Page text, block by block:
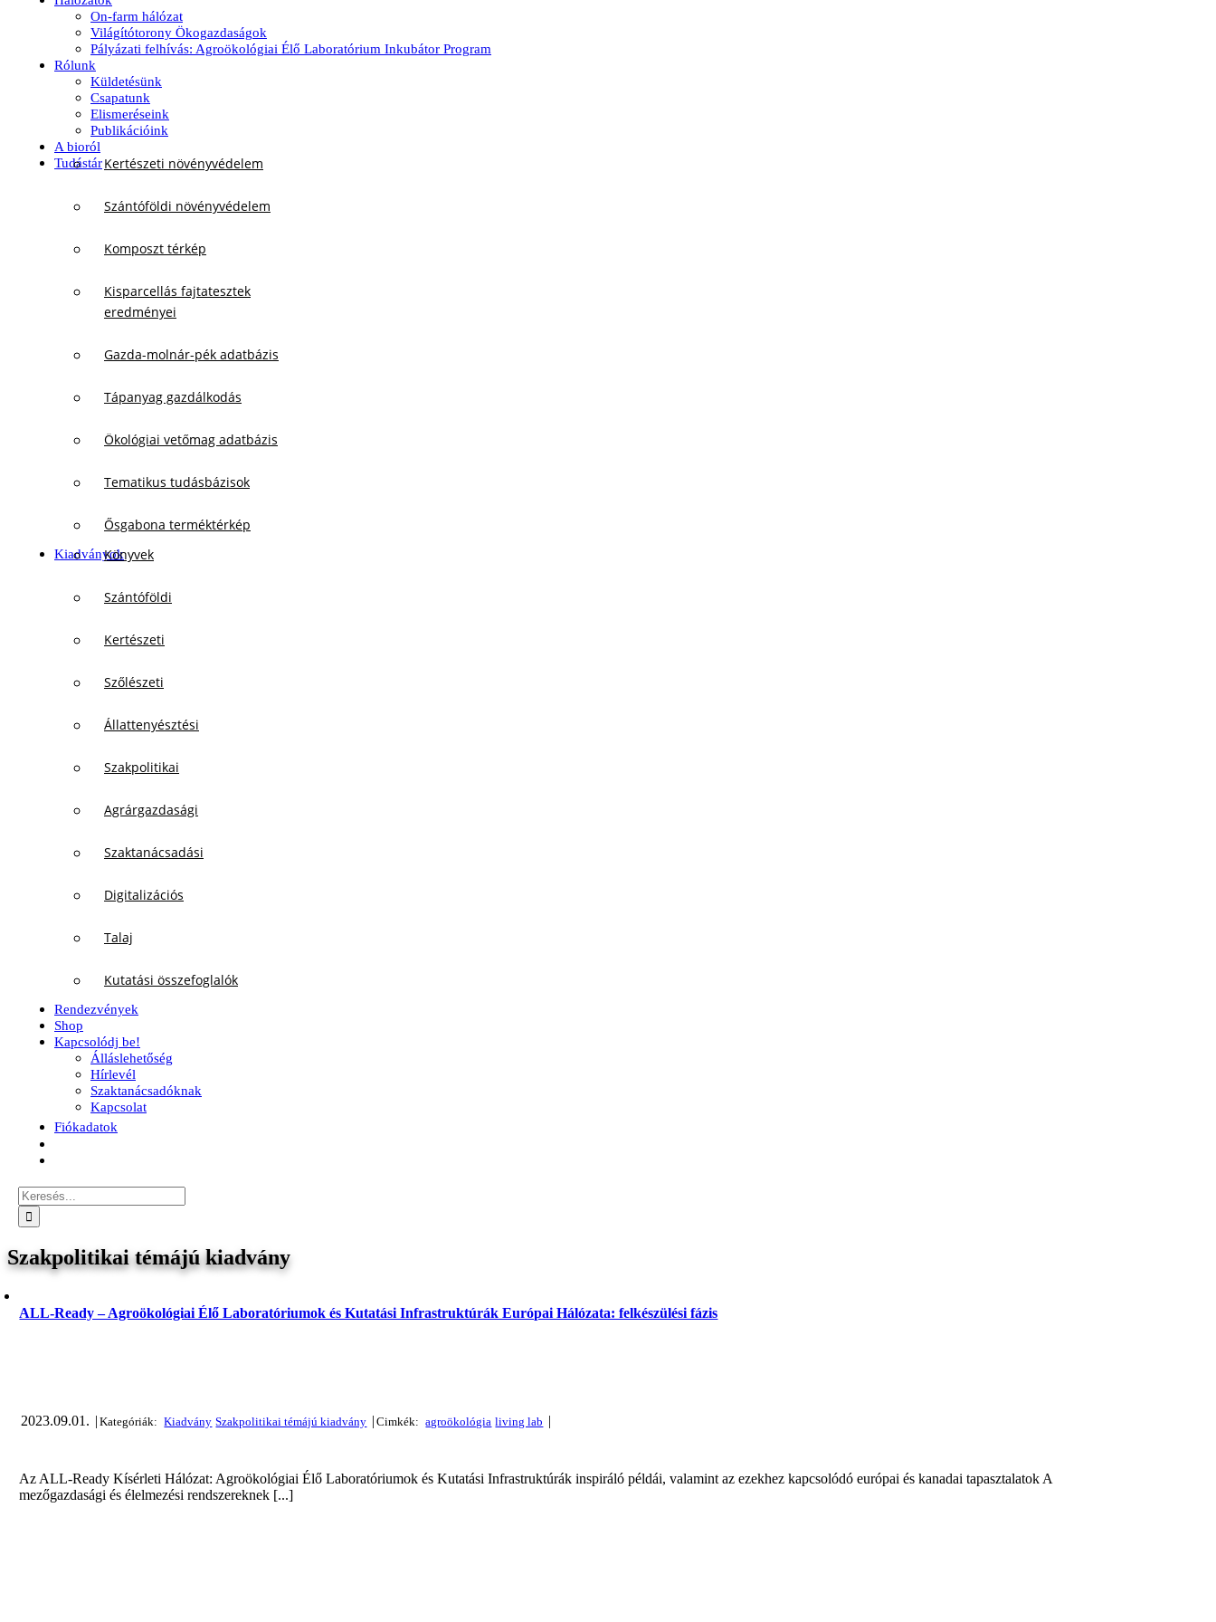
On-farm hálózat
Világítótorony Ökogazdaságok
Pályázati felhívás: Agroökológiai Élő Laboratórium Inkubátor Program
Rólunk
Küldetésünk
Csapatunk
Elismeréseink
Publikációink
A bioról
TudástárKertészeti növényvédelem
Szántóföldi növényvédelem
Komposzt térkép
Kisparcellás fajtatesztek
eredményei
Gazda-molnár-pék adatbázis
Tápanyag gazdálkodás
Ökológiai vetőmag adatbázis
Tematikus tudásbázisok
Ősgabona terméktérkép
KiadványokKönyvek
Szántóföldi
Kertészeti
Szőlészeti
Állattenyésztési
Szakpolitikai
Agrárgazdasági
Szaktanácsadási
Digitalizációs
Talaj
Kutatási összefoglalók
Rendezvények
Shop
Kapcsolódj be!
Álláslehetőség
Hírlevél
Szaktanácsadóknak
Kapcsolat
Fiókadatok
Keresés...
Szakpolitikai témájú kiadvány
ALL-Ready – Agroökológiai Élő Laboratóriumok és Kutatási Infrastruktúrák Európai Hálózata: felkészülési fázis
2023.09.01. | | |
Az ALL-Ready Kísérleti Hálózat: Agroökológiai Élő Laboratóriumok és Kutatási Infrastruktúrák inspiráló példái, valamint az ezekhez kapcsolódó európai és kanadai tapasztalatok A
mezőgazdasági és élelmezési rendszereknek [...]